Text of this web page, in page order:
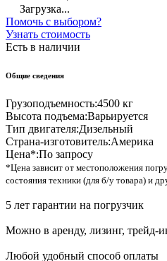
Загрузка...
Помочь с выбором?
Узнать стоимость
Есть в наличии
Общие сведения
Грузоподъемность:4500 кг
Высота подъема:Варьируется
Тип двигателя:Дизельный
Страна-изготовитель:Америка
Цена*:По запросу
*Цена зависит от местоположения
состояния техники (для б/у товара) и
5 лет гарантии на погрузчик
Можно в аренду, лизинг, трейд-
Любой удобный способ оплаты